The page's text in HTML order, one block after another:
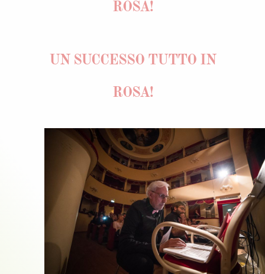
ROSA!
UN SUCCESSO TUTTO IN
ROSA!